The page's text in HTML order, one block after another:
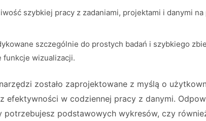
szybkiej pracy z zadaniami, projektami i danymi
szczególnie do prostych badań i szybkiego
wizualizacji.
zostało zaprojektowane z myślą o
efektywności w codziennej pracy z danymi.
potrzebujesz podstawowych wykresów, czy